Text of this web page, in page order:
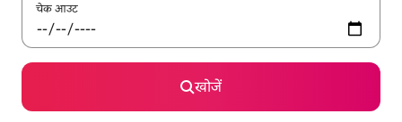
चेक आउट
खोजें